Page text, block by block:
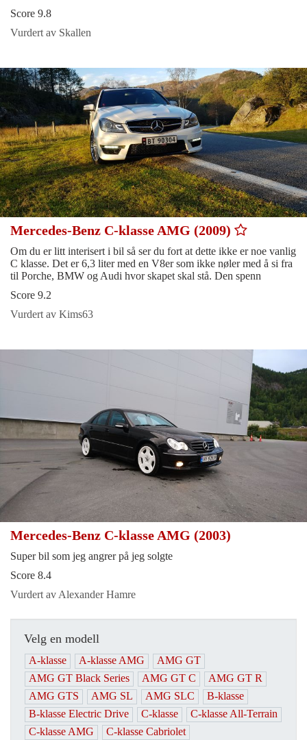
Score 9.8
Vurdert av Skallen
Mercedes-Benz C-klasse AMG (2009)
Om du er litt interisert i bil så ser du fort at dette ikke er noe vanlig
C klasse. Det er 6,3 liter med en V8er som ikke nøler med å si fra
til Porche, BMW og Audi hvor skapet skal stå. Den spenn
Score 9.2
Vurdert av Kims63
Mercedes-Benz C-klasse AMG (2003)
Super bil som jeg angrer på jeg solgte
Score 8.4
Vurdert av Alexander Hamre
Velg en modell
A-klasse A-klasse AMG
AMG GT
AMG GT Black Series
AMG GT C
AMG GT R
AMG GTS
AMG SL AMG SLC
B-klasse
B-klasse Electric Drive
C-klasse
C-klasse All-Terrain
C-klasse AMG
C-klasse Cabriolet